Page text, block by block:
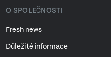
O SPOLEČNOSTI
Fresh news
Důležité informace